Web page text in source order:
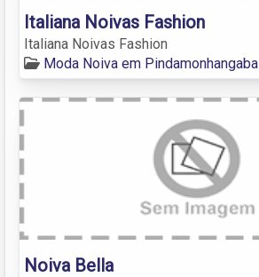
Italiana Noivas Fashion
Italiana Noivas Fashion
Moda Noiva em Pindamonhangaba
Noiva Bella